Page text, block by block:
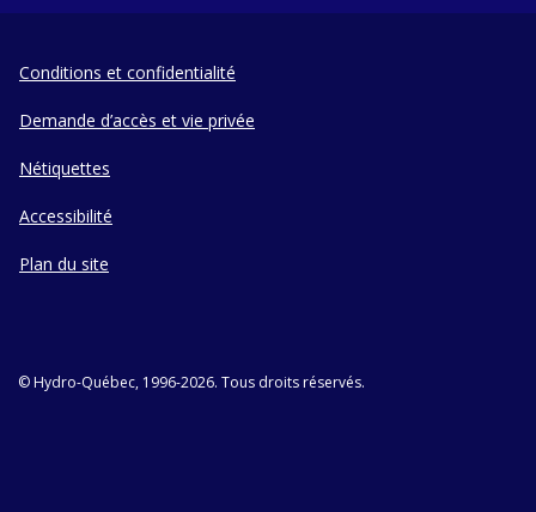
Conditions et confidentialité
Demande d’accès et vie privée
Nétiquettes
Accessibilité
Plan du site
© Hydro-Québec, 1996-2026. Tous droits réservés.